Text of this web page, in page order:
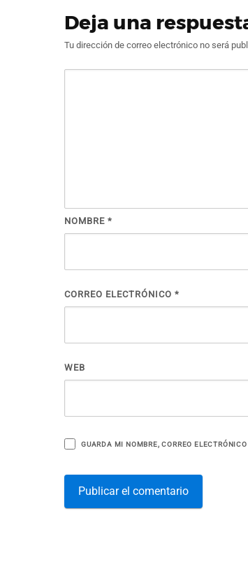
Deja una
Tu dirección de correo electrónico no será
NOMBRE *
CORREO ELECTRÓNICO *
WEB
GUARDA MI NOMBRE, CORREO